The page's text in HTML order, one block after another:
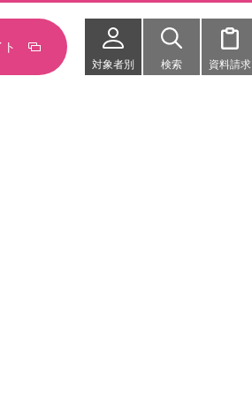
対象者別 検索 資料請求